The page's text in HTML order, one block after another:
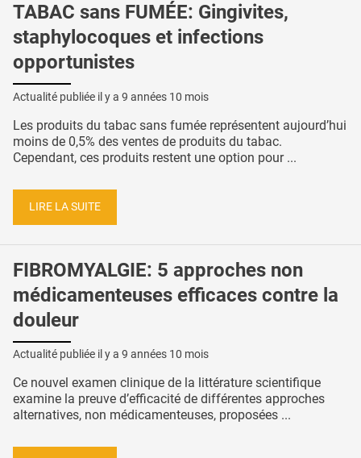
TABAC sans FUMÉE: Gingivites,
staphylocoques et infections
opportunistes
Actualité publiée il y a 9 années 10 mois
Les produits du tabac sans fumée représentent aujourd’hui
moins de 0,5% des ventes de produits du tabac.
Cependant, ces produits restent une option pour ...
LIRE LA SUITE
FIBROMYALGIE: 5 approches non
médicamenteuses efficaces contre la
douleur
Actualité publiée il y a 9 années 10 mois
Ce nouvel examen clinique de la littérature scientifique
examine la preuve d’efficacité de différentes approches
alternatives, non médicamenteuses, proposées ...